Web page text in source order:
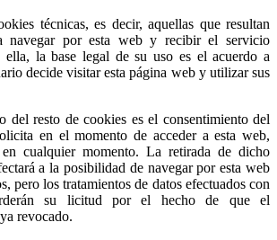
técnicas, es decir, aquellas que resultan
navegar por esta web y recibir el servicio
ella, la base legal de su uso es el acuerdo a
decide visitar esta página web y utilizar sus
del resto de cookies es el consentimiento del
en el momento de acceder a esta web,
cualquier momento. La retirada de dicho
a la posibilidad de navegar por esta web
pero los tratamientos de datos efectuados con
su licitud por el hecho de que el
revocado.